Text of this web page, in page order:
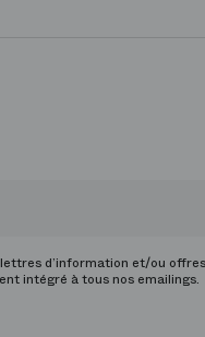
d’information et/ou offres
intégré à tous nos emailings.